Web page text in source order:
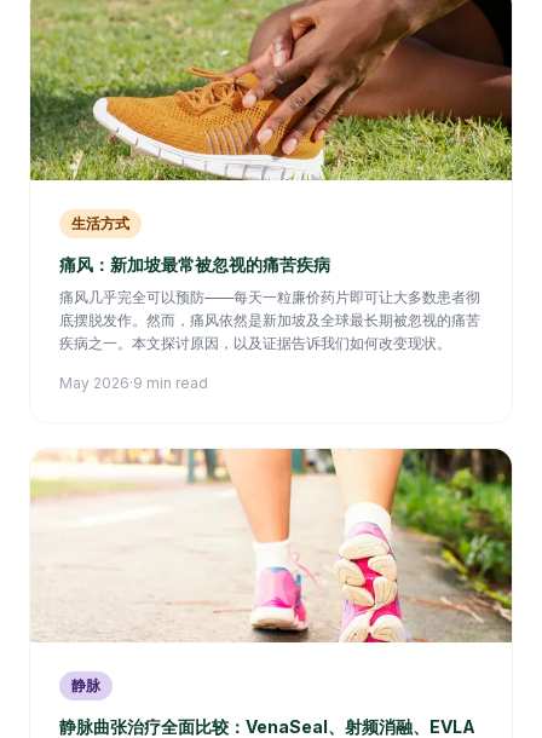
生活方式
痛风：新加坡最常被忽视的痛苦疾病
痛风几乎完全可以预防——每天一粒廉价药片即可让大多数患者彻
底摆脱发作。然而，痛风依然是新加坡及全球最长期被忽视的痛苦
疾病之一。本文探讨原因，以及证据告诉我们如何改变现状。
May 2026·9 min read
静脉
静脉曲张治疗全面比较：VenaSeal、射频消融、EVLA